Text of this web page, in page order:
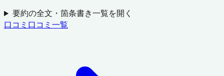
要約の全文・箇条書き一覧を開く
口コミ 口コミ一覧